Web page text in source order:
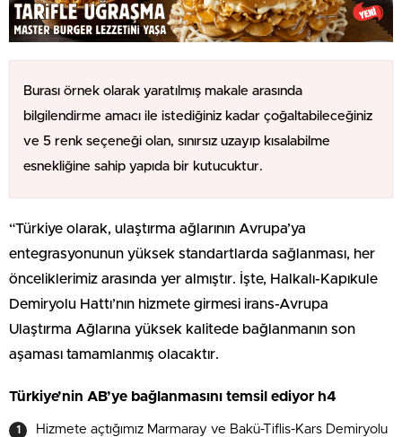
Burası örnek olarak yaratılmış makale arasında
bilgilendirme amacı ile istediğiniz kadar çoğaltabileceğiniz
ve 5 renk seçeneği olan, sınırsız uzayıp kısalabilme
esnekliğine sahip yapıda bir kutucuktur.
“Türkiye olarak, ulaştırma ağlarının Avrupa’ya
entegrasyonunun yüksek standartlarda sağlanması, her
önceliklerimiz arasında yer almıştır. İşte, Halkalı-Kapıkule
Demiryolu Hattı’nın hizmete girmesi irans-Avrupa
Ulaştırma Ağlarına yüksek kalitede bağlanmanın son
aşaması tamamlanmış olacaktır.
Türkiye’nin AB’ye bağlanmasını temsil ediyor h4
Hizmete açtığımız Marmaray ve Bakü-Tiflis-Kars Demiryolu